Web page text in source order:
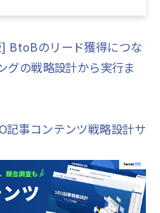
BtoBのリード獲得につな
グの戦略設計から実行ま
事コンテンツ戦略設計サ